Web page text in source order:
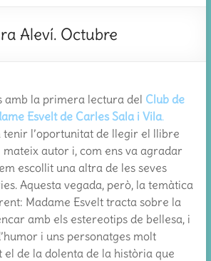
Aleví. Octubre
amb la primera lectura del Club de
Esvelt de Carles Sala i Vila.
tenir l’oportunitat de llegir el llibre
autor i, com ens va agradar
escollit una altra de les seves
Aquesta vegada, però, la temàtica
Madame Esvelt tracta sobre la
amb els estereotips de bellesa, i
i uns personatges molt
el de la dolenta de la història que